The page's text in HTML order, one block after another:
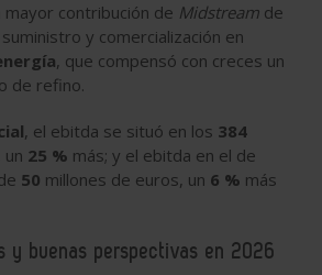
mayor contribución de Midstream de
y comercialización en
, que compensó con creces un
de refino.
, el ebitda se situó en los 384
25 % más; y el ebitda en el de
50 millones de euros, un 6 % más
y buenas perspectivas en 2026